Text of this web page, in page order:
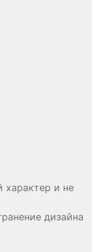
характер и не
дизайна